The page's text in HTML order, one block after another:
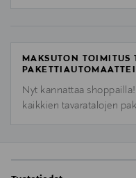
MAKSUTON TOIMITUS
Nyt kannattaa
kaikkien tavaratalojen